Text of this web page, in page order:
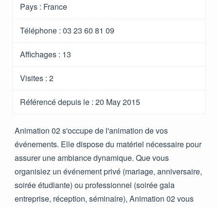
Pays : France
Téléphone : 03 23 60 81 09
Affichages : 13
Visites : 2
Référencé depuis le : 20 May 2015
Animation 02 s'occupe de l'animation de vos
événements. Elle dispose du matériel nécessaire pour
assurer une ambiance dynamique. Que vous
organisiez un événement privé (mariage, anniversaire,
soirée étudiante) ou professionnel (soirée gala
entreprise, réception, séminaire), Animation 02 vous